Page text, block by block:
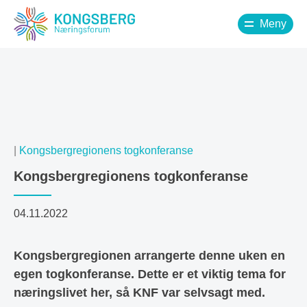
Meny
Kongsbergregionens togkonferanse
Kongsbergregionens togkonferanse
04.11.2022
Kongsbergregionen arrangerte denne uken en
egen togkonferanse. Dette er et viktig tema for
næringslivet her, så KNF var selvsagt med.